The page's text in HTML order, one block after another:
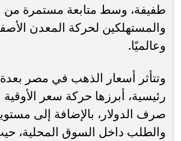
طفيفة، وسط متابعة مستمرة من
والمستهلكين لحركة المعدن
وعالميًا.
وتتأثر أسعار الذهب في مصر
رئيسية، أبرزها حركة سعر الأوقية
صرف الدولار، بالإضافة إلى
والطلب داخل السوق المحلية،